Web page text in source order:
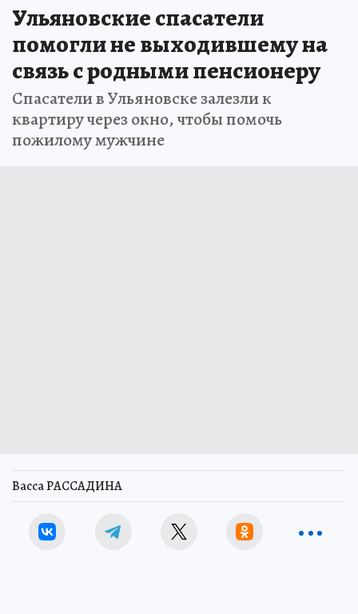
Ульяновские спасатели
помогли не выходившему на
связь с родными пенсионеру
Спасатели в Ульяновске залезли к
квартиру через окно, чтобы помочь
пожилому мужчине
Васса РАССАДИНА